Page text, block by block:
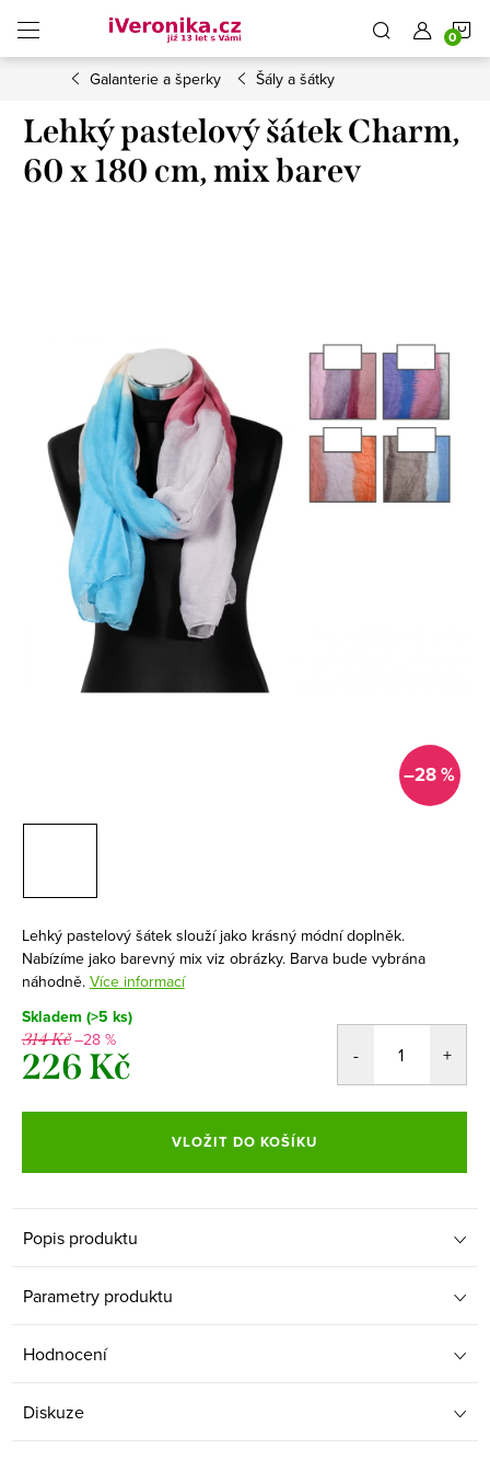
obsah
Galanterie a šperky Šály a šátky
Lehký pastelový šátek Charm,
60 x 180 cm, mix barev
–28 %
Lehký pastelový šátek slouží jako krásný módní doplněk.
Nabízíme jako barevný mix viz obrázky. Barva bude vybrána
náhodně. Více informací
Skladem (>5 ks)
314 Kč–28 %
226 Kč
cena:
VLOŽIT DO KOŠÍKU
Popis produktu
Parametry produktu
Hodnocení
Diskuze